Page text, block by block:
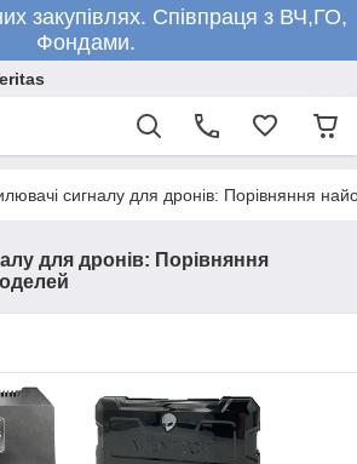
закупівлях. Співпраця з ВЧ,ГО,
Фондами.
сигналу для дронів: Порівняння
для дронів: Порівняння